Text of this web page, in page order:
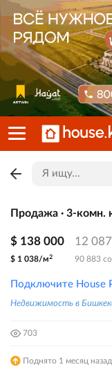
Продажа · 3-комн.
$ 138 000 12
$ 1 038/м2 90 883
Подключите House
Недвижимость в
703
Поднято 1 месяц назад